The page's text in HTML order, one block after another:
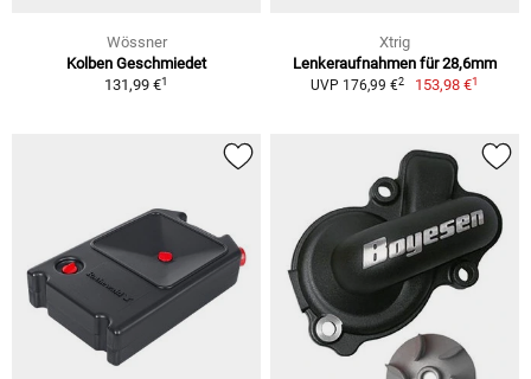
Wössner
Kolben Geschmiedet
131,99 €1
Xtrig
Lenkeraufnahmen für 28,6mm
UVP 176,99 €2 153,98 €1